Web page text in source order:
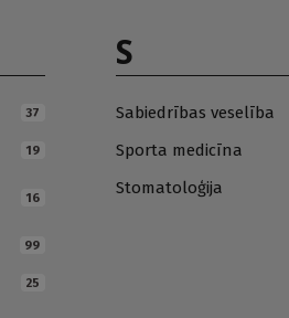
37
19
16
99
25
S
Sabiedrības veselība
Sporta medicīna
Stomatoloģija